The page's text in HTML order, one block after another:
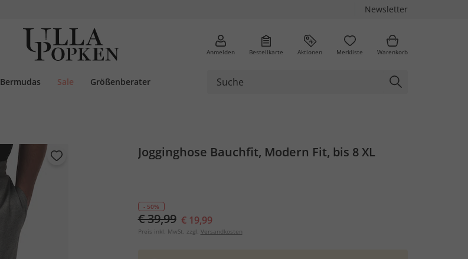
Newsletter
Anmelden Bestellkarte Aktionen Merkliste Warenkorb
Bermudas Sale Größenberater
Jogginghose Bauchfit, Modern Fit, bis 8 XL
- 50%
€ 39,99 € 19,99
Preis inkl. MwSt. zzgl. Versandkosten